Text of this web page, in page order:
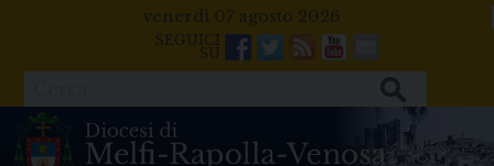
venerdì 07 agosto 2026
Facebook
Twitter
FeedsYoutube
Mail